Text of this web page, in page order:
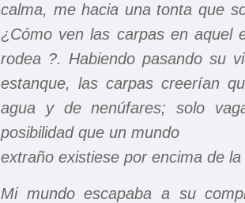
calma, me hacia una tonta que
¿Cómo ven las carpas en aquel
rodea ?. Habiendo pasando su
estanque, las carpas creerían
agua y de nenúfares; solo
posibilidad que un mundo
extraño existiese por encima de
Mi mundo escapaba a su